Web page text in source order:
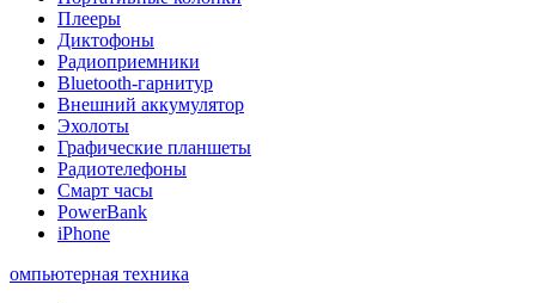
Плееры
Диктофоны
Радиоприемники
Bluetooth-гарнитур
Внешний аккумулятор
Эхолоты
Графические планшеты
Радиотелефоны
Смарт часы
PowerBank
iPhone
омпьютерная техника